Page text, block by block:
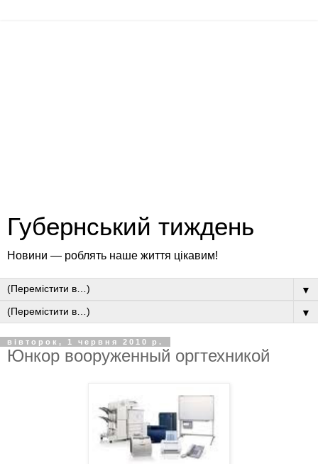
Губернський тиждень
Новини — роблять наше життя цікавим!
▼
▼
вівторок, 1 червня 2010 р.
Юнкор вооруженный оргтехникой